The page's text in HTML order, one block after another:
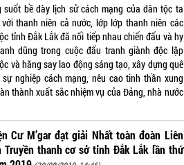
suốt bề dày lịch sử cách mạng của dân tộc ta
thanh niên cả nước, lớp lớp thanh niên các
tỉnh Đắk Lắk đã nối tiếp nhau chiến đấu và hy
dũng trong cuộc đấu tranh giành độc lập
và hăng say lao động sáng tạo, xây dựng quê
nghiệp cách mạng, nêu cao tinh thần xung
thành xuất sắc nhiệm vụ của Đảng, nhà nước
Cư M’gar đạt giải Nhất toàn đoàn Liên
Truyền thanh cơ sở tỉnh Đắk Lắk lần thứ